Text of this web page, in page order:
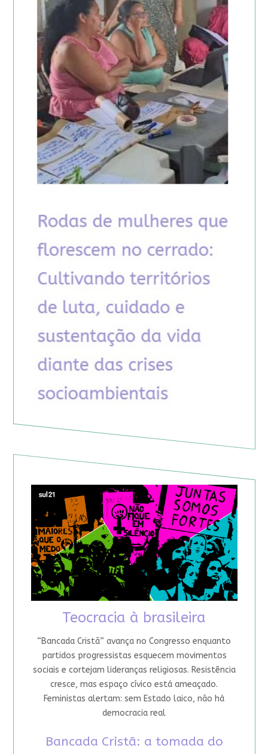
Teocracia à brasileira
“Bancada Cristã” avança no Congresso enquanto
partidos progressistas esquecem movimentos
sociais e cortejam lideranças religiosas. Resistência
cresce, mas espaço cívico está ameaçado.
Feministas alertam: sem Estado laico, não há
democracia real
Bancada Cristã: a tomada do